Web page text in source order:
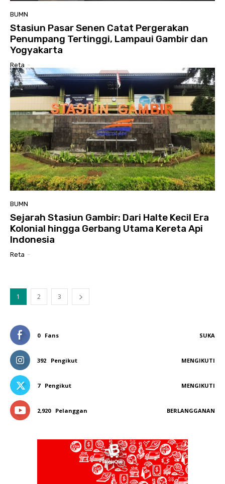
BUMN
Stasiun Pasar Senen Catat Pergerakan
Penumpang Tertinggi, Lampaui Gambir dan
Yogyakarta
Reta -
BUMN
Sejarah Stasiun Gambir: Dari Halte Kecil Era
Kolonial hingga Gerbang Utama Kereta Api
Indonesia
Reta -
1 2 3
0 Fans SUKA
392 Pengikut MENGIKUTI
7 Pengikut MENGIKUTI
2,920 Pelanggan BERLANGGANAN